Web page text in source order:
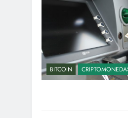
BITCOIN